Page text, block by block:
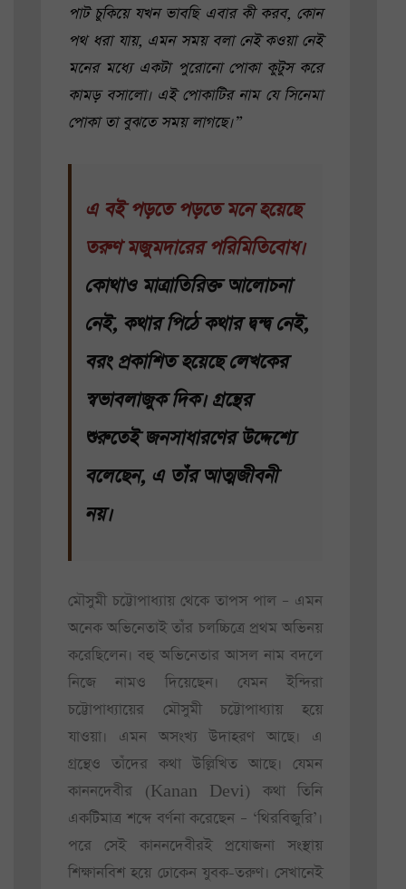
পাট চুকিয়ে যখন ভাবছি এবার কী করব, কোন
পথ ধরা যায়, এমন সময় বলা নেই কওয়া নেই
মনের মধ্যে একটা পুরোনো পোকা কুটুস করে
কামড় বসালো। এই পোকাটির নাম যে সিনেমা
পোকা তা বুঝতে সময় লাগছে।”
এ বই পড়তে পড়তে মনে হয়েছে
তরুণ মজুমদারের পরিমিতিবোধ।
কোথাও মাত্রাতিরিক্ত আলোচনা
নেই, কথার পিঠে কথার দ্বন্দ্ব নেই,
বরং প্রকাশিত হয়েছে লেখকের
স্বভাবলাজুক দিক। গ্রন্থের
শুরুতেই জনসাধারণের উদ্দেশ্যে
বলেছেন, এ তাঁর আত্মজীবনী
নয়।
মৌসুমী চট্টোপাধ্যায় থেকে তাপস পাল – এমন
অনেক অভিনেতাই তাঁর চলচ্চিত্রে প্রথম অভিনয়
করেছিলেন। বহু অভিনেতার আসল নাম বদলে
নিজে নামও দিয়েছেন। যেমন ইন্দিরা
চট্টোপাধ্যায়ের মৌসুমী চট্টোপাধ্যায় হয়ে
যাওয়া। এমন অসংখ্য উদাহরণ আছে। এ
গ্রন্থেও তাঁদের কথা উল্লিখিত আছে। যেমন
কাননদেবীর (Kanan Devi) কথা তিনি
একটিমাত্র শব্দে বর্ণনা করেছেন – ‘থিরবিজুরি’।
পরে সেই কাননদেবীরই প্রযোজনা সংস্থায়
শিক্ষানবিশ হয়ে ঢোকেন যুবক-তরুণ। সেখানেই